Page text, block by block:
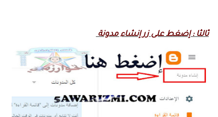
ثالثا : إضغط على زر إنشاء مدونة